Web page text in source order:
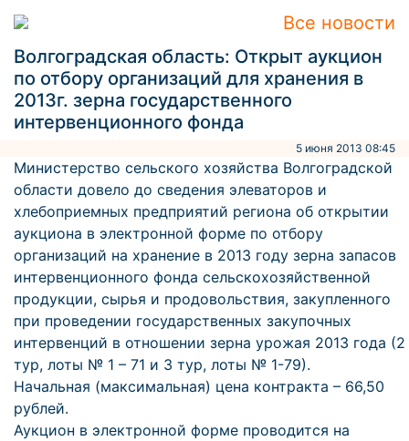
Все новости
Волгоградская область: Открыт аукцион
по отбору организаций для хранения в
2013г. зерна государственного
интервенционного фонда
5 июня 2013 08:45
Министерство сельского хозяйства Волгоградской
области довело до сведения элеваторов и
хлебоприемных предприятий региона об открытии
аукциона в электронной форме по отбору
организаций на хранение в 2013 году зерна запасов
интервенционного фонда сельскохозяйственной
продукции, сырья и продовольствия, закупленного
при проведении государственных закупочных
интервенций в отношении зерна урожая 2013 года (2
тур, лоты № 1 – 71 и 3 тур, лоты № 1-79).
Начальная (максимальная) цена контракта – 66,50
рублей.
Аукцион в электронной форме проводится на